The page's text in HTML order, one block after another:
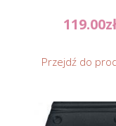
119.00zł
Przejdź do